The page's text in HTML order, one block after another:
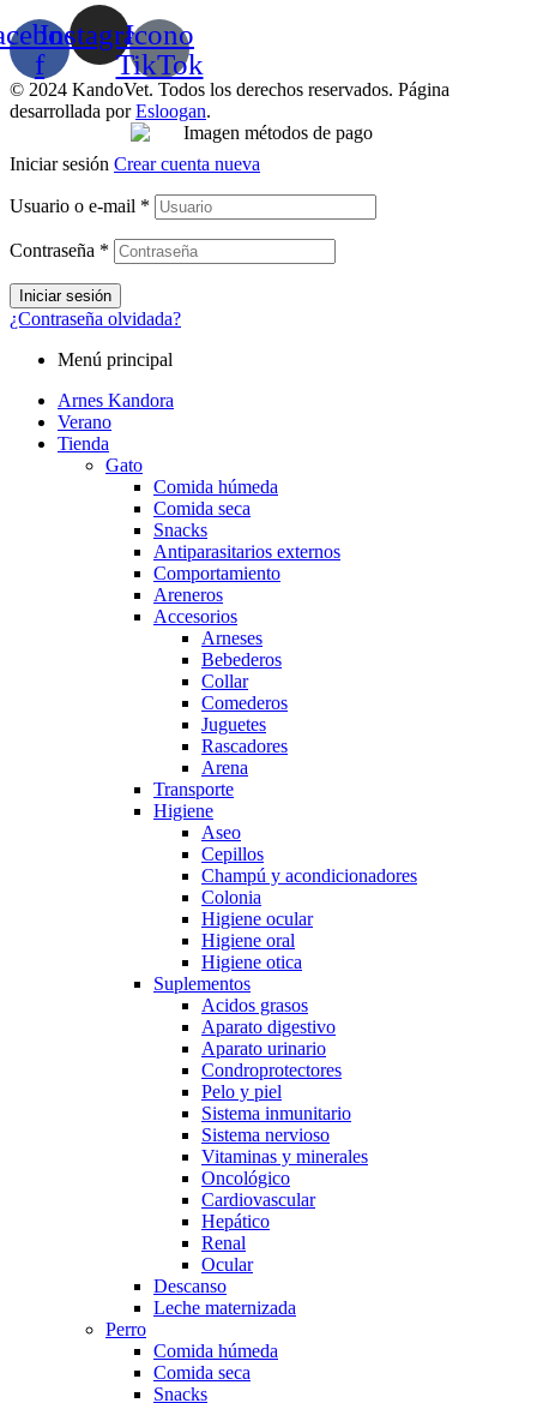
f
InstagramIcono
TikTok
© 2024 KandoVet. Todos los derechos reservados. Página
desarrollada porEsloogan.
Iniciar sesión Crear cuenta nueva
Usuario o e-mail *
Contraseña *
Iniciar sesión
¿Contraseña olvidada?
Menú principal
Arnes Kandora
Verano
Tienda
Gato
Comida húmeda
Comida seca
Snacks
Antiparasitarios externos
Comportamiento
Areneros
Accesorios
Arneses
Bebederos
Collar
Comederos
Juguetes
Rascadores
Arena
Transporte
Higiene
Aseo
Cepillos
Champú y acondicionadores
Colonia
Higiene ocular
Higiene oral
Higiene otica
Suplementos
Acidos grasos
Aparato digestivo
Aparato urinario
Condroprotectores
Pelo y piel
Sistema inmunitario
Sistema nervioso
Vitaminas y minerales
Oncológico
Cardiovascular
Hepático
Renal
Ocular
Descanso
Leche maternizada
Perro
Comida húmeda
Comida seca
Snacks